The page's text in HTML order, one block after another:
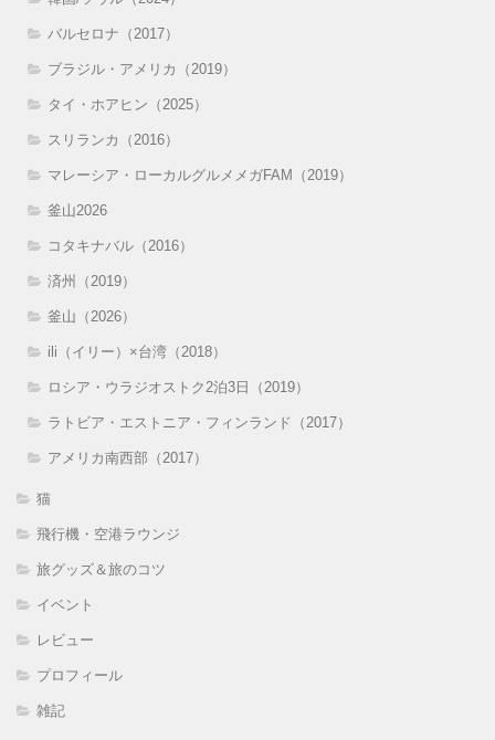
バルセロナ（2017）
ブラジル・アメリカ（2019）
タイ・ホアヒン（2025）
スリランカ（2016）
マレーシア・ローカルグルメメガFAM（2019）
釜山2026
コタキナバル（2016）
済州（2019）
釜山（2026）
ili（イリー）×台湾（2018）
ロシア・ウラジオストク2泊3日（2019）
ラトビア・エストニア・フィンランド（2017）
アメリカ南西部（2017）
猫
飛行機・空港ラウンジ
旅グッズ＆旅のコツ
イベント
レビュー
プロフィール
雑記